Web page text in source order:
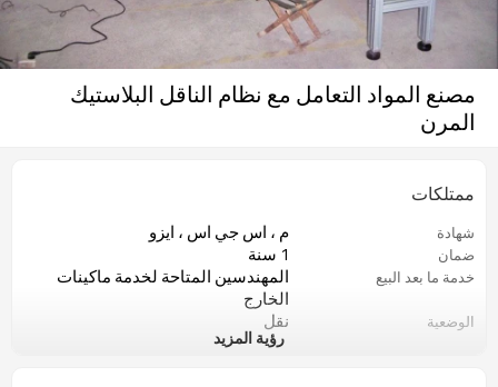
مصنع المواد التعامل مع نظام الناقل البلاستيك
المرن
ممتلكات
شهادة م ، اس جي اس ، ايزو
ضمان 1 سنة
خدمة ما بعد البيع
المهندسين المتاحة لخدمة ماكينات
الخارج
الوضعية نقل
ناقل شريحة
رؤية المزيد